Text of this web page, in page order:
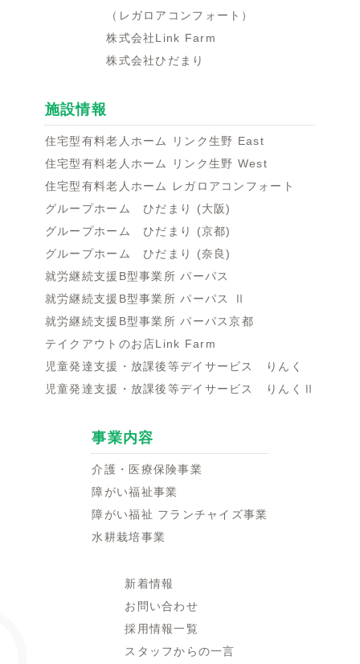
（レガロアコンフォート）
株式会社Link Farm
株式会社ひだまり
施設情報
住宅型有料老人ホーム リンク生野 East
住宅型有料老人ホーム リンク生野 West
住宅型有料老人ホーム レガロアコンフォート
グループホーム ひだまり (大阪)
グループホーム ひだまり (京都)
グループホーム ひだまり (奈良)
就労継続支援B型事業所 パーパス
就労継続支援B型事業所 パーパス Ⅱ
就労継続支援B型事業所 パーパス京都
テイクアウトのお店Link Farm
児童発達支援・放課後等デイサービス りんく
児童発達支援・放課後等デイサービス りんくⅡ
事業内容
介護・医療保険事業
障がい福祉事業
障がい福祉 フランチャイズ事業
水耕栽培事業
新着情報
お問い合わせ
採用情報一覧
スタッフからの一言